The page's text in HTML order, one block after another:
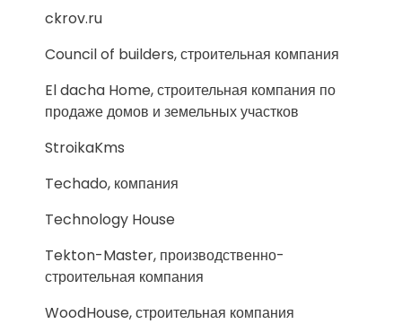
ckrov.ru
Council of builders, строительная компания
El dacha Home, строительная компания по
продаже домов и земельных участков
StroikaKms
Techado, компания
Technology House
Tekton-Master, производственно-
строительная компания
WoodHouse, строительная компания